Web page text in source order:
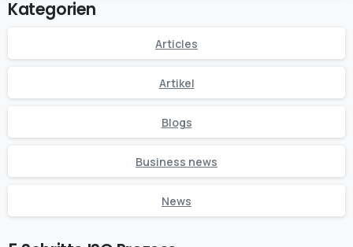
Kategorien
Articles
Artikel
Blogs
Business news
News